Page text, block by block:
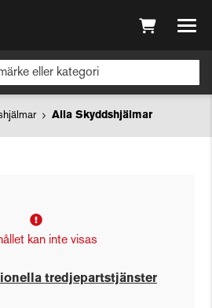
Alla Skyddshjälmar
kan inte visas
tredjepartstjänster